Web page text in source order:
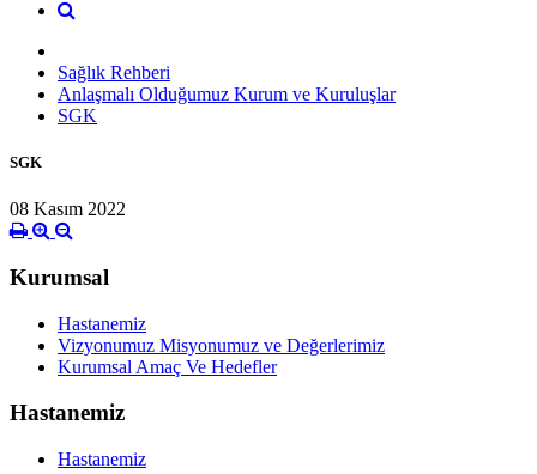
Sağlık Rehberi
Anlaşmalı Olduğumuz Kurum ve Kuruluşlar
SGK
SGK
08 Kasım 2022
Kurumsal
Hastanemiz
Vizyonumuz Misyonumuz ve Değerlerimiz
Kurumsal Amaç Ve Hedefler
Hastanemiz
Hastanemiz